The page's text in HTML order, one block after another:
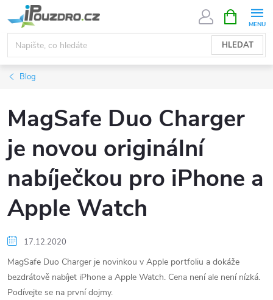
na
obsah
HLEDAT
NÁKUPNÍ
KOŠÍK
Blog
MagSafe Duo Charger
je novou originální
nabíječkou pro iPhone a
Apple Watch
17.12.2020
MagSafe Duo Charger je novinkou v Apple portfoliu a dokáže
bezdrátově nabíjet iPhone a Apple Watch. Cena není ale není nízká.
Podívejte se na první dojmy.